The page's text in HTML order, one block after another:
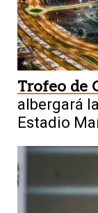
Trofeo de
albergará
Estadio